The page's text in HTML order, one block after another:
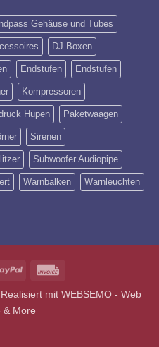
Gehäuse und Tubes
DJ Boxen
Endstufen Endstufen
Kompressoren
Hupen Paketwaagen
Sirenen
Subwoofer Audiopipe
Warnbalken Warnleuchten
PayPal
mit WEBSEMO - Web
& More